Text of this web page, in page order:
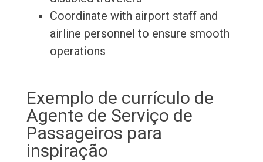
Coordinate with airport staff and
airline personnel to ensure smooth
operations
Exemplo de currículo de
Agente de Serviço de
Passageiros para
inspiração